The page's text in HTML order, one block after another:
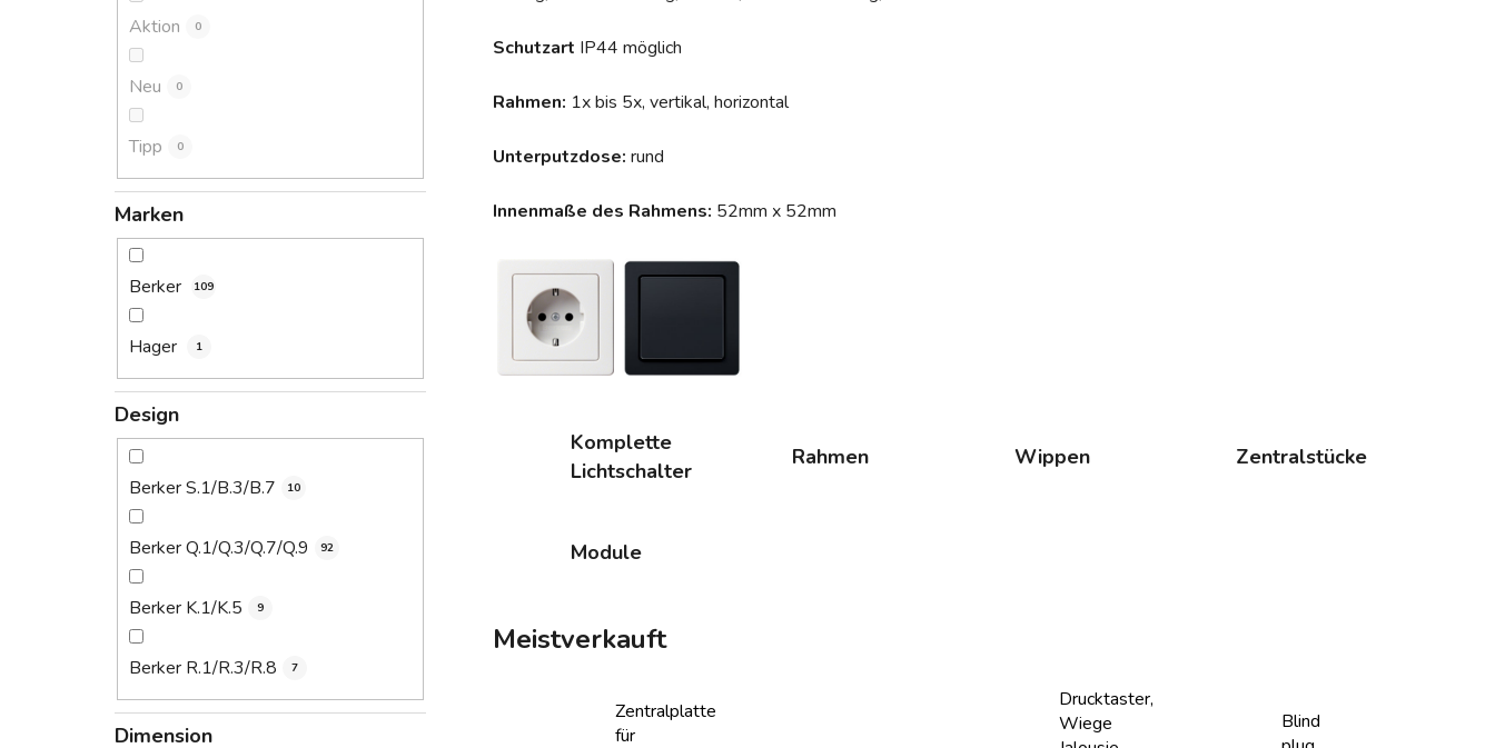
Aktion 0
Neu 0
Tipp 0
Marken
Berker 109
Hager 1
Design
Berker S.1/B.3/B.7 10
Berker Q.1/Q.3/Q.7/Q.9 92
Berker K.1/K.5 9
Berker R.1/R.3/R.8 7
Dimension
Schutzart IP44 möglich
Rahmen: 1x bis 5x, vertikal, horizontal
Unterputzdose: rund
Innenmaße des Rahmens: 52mm x 52mm
Komplette
Lichtschalter
Rahmen Wippen Zentralstücke
Module
Meistverkauft
Zentralplatte
für
Drucktaster,
Wiege
Blind